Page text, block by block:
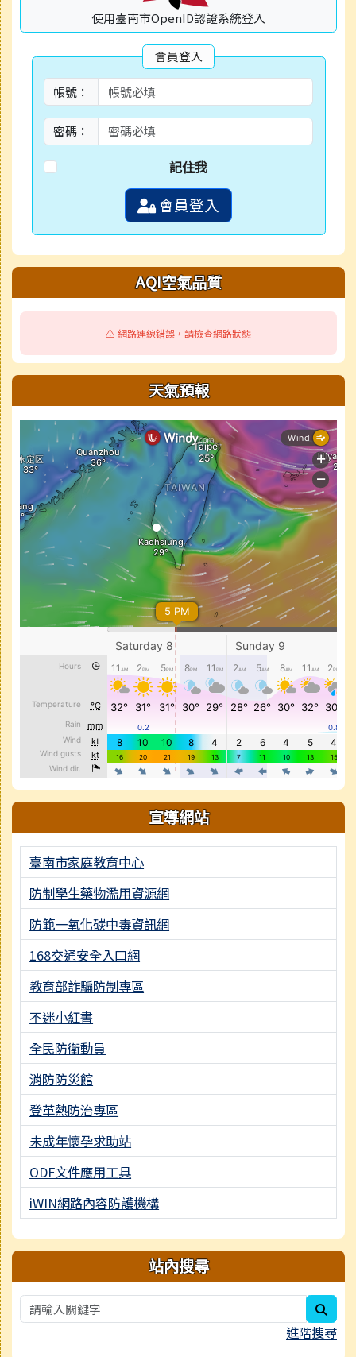
使用臺南市OpenID認證系統登入
會員登入
帳號：
密碼：
記住我
會員登入
AQI空氣品質
⚠️ 網路連線錯誤，請檢查網路狀態
天氣預報
宣導網站
臺南市家庭教育中心
防制學生藥物濫用資源網
防範一氧化碳中毒資訊網
168交通安全入口網
教育部詐騙防制專區
不迷小紅書
全民防衛動員
消防防災館
登革熱防治專區
未成年懷孕求助站
ODF文件應用工具
iWIN網路內容防護機構
站內搜尋
進階搜尋